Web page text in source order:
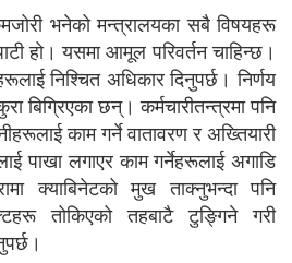
भनेको मन्त्रालयका सबै विषयहरू
हो। यसमा आमूल परिवर्तन चाहिन्छ।
निश्चित अधिकार दिनुपर्छ। निर्णय
बिग्रिएका छन्। कर्मचारीतन्त्रमा पनि
काम गर्ने वातावरण र अख्तियारी
पाखा लगाएर काम गर्नेहरूलाई अगाडि
क्याबिनेटको मुख ताक्नुभन्दा पनि
तोकिएको तहबाटै टुङ्गिने गरी